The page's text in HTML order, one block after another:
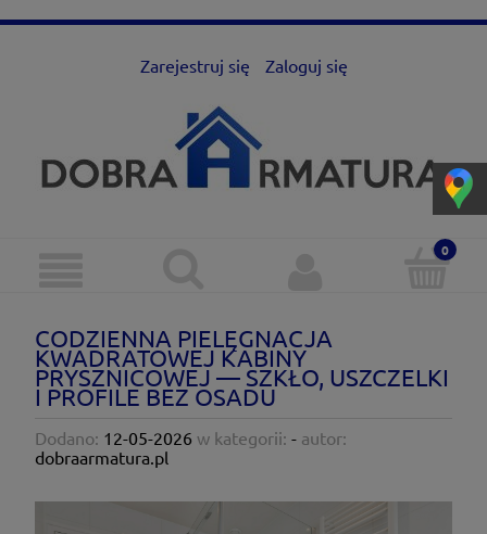
Zarejestruj się Zaloguj się
CODZIENNA PIELĘGNACJA
KWADRATOWEJ KABINY
PRYSZNICOWEJ — SZKŁO, USZCZELKI
I PROFILE BEZ OSADU
Dodano: 12-05-2026 w kategorii: - autor:
dobraarmatura.pl